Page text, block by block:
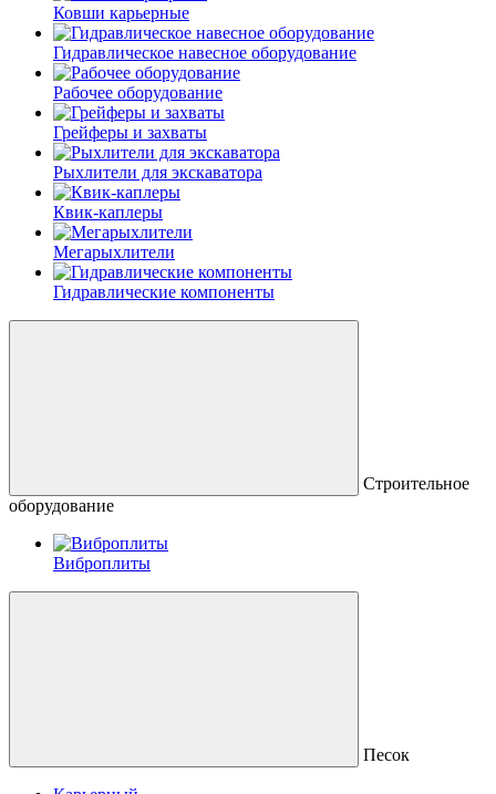
Ковши карьерные
Гидравлическое навесное оборудование
Рабочее оборудование
Грейферы и захваты
Рыхлители для экскаватора
Квик-каплеры
Мегарыхлители
Гидравлические компоненты
Строительное
оборудование
Виброплиты
Песок